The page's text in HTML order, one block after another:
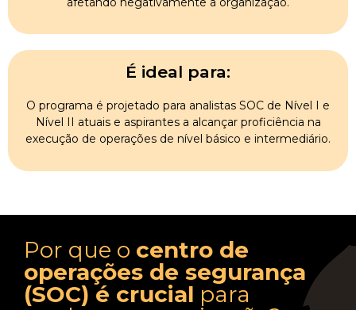
É ideal para:
O programa é projetado para analistas SOC de Nível I e
Nível II atuais e aspirantes a alcançar proficiência na
execução de operações de nível básico e intermediário.
Por que o centro de
operações de segurança
(SOC) é crucial para